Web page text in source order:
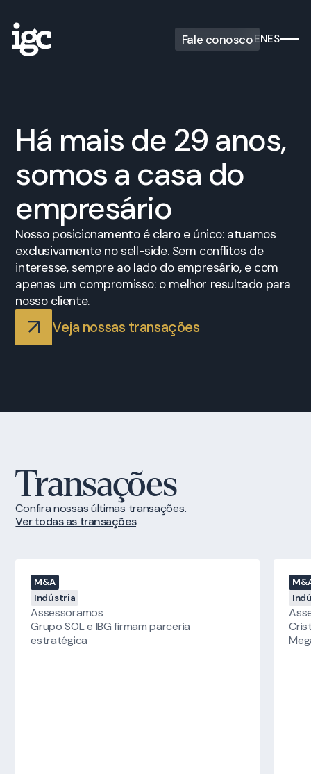
Fale conoscoENES
Há mais de 29 anos,
somos a casa do
empresário
Nosso posicionamento é claro e único: atuamos
exclusivamente no sell-side. Sem conflitos de
interesse, sempre ao lado do empresário, e com
apenas um compromisso: o melhor resultado para
nosso cliente.
Veja nossas transações
Transações
Confira nossas últimas transações.
Ver todas as transações
M&A
Indústria
Assessoramos
Grupo SOL e IBG firmam parceria
estratégica